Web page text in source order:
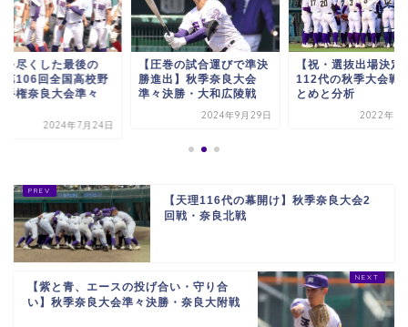
を尽くした最後の
第106回全国高校野
手権奈良大会準々
2024年7月24日
【圧巻の試合運びで準決
勝進出】秋季奈良大会
準々決勝・大和広陵戦
2024年9月29日
【祝・選抜出場決定
112代の秋季大会戦
とめと分析
2022年1
【天理116代の幕開け】秋季奈良大会2
回戦・奈良北戦
【紫と青、エースの投げ合い・守り合
い】秋季奈良大会準々決勝・奈良大附戦